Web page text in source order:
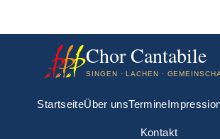
Chor Cantabile
SINGEN · LACHEN ·
StartseiteÜber unsTermine
Kontakt